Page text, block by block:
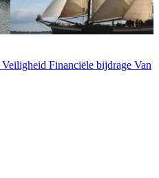
Veiligheid Financiële bijdrage Van